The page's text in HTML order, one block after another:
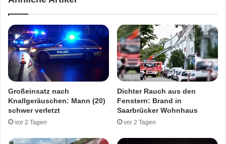
e
n
D
i
e
f
t
e
r
P
e
s
u
Großeinsatz nach
Knallgeräuschen: Mann (20)
schwer verletzt
vor 2 Tagen
Dichter Rauch aus den
Fenstern: Brand in
Saarbrücker Wohnhaus
vor 2 Tagen